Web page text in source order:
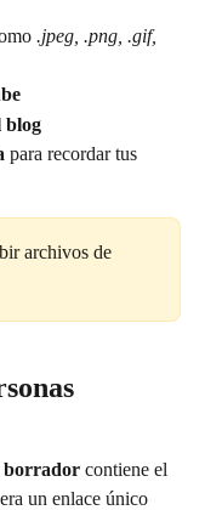
.jpeg, .png, .gif,
blog
para recordar tus
archivos de
borrador contiene el
un enlace único